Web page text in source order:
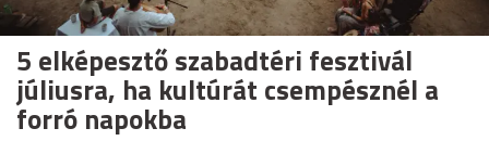
5 elképesztő szabadtéri fesztivál
júliusra, ha kultúrát csempésznél a
forró napokba